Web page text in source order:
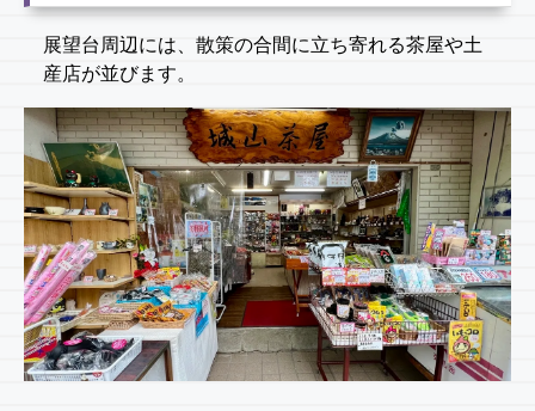
展望台周辺には、散策の合間に立ち寄れる茶屋や土
産店が並びます。